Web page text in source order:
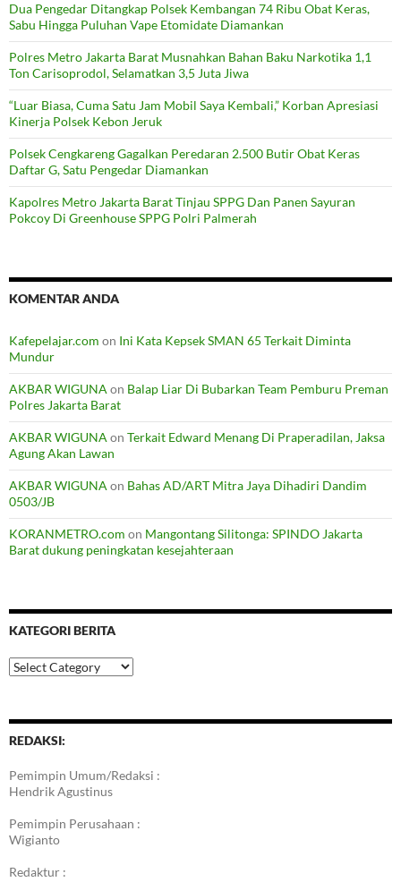
Dua Pengedar Ditangkap Polsek Kembangan 74 Ribu Obat Keras,
Sabu Hingga Puluhan Vape Etomidate Diamankan
Polres Metro Jakarta Barat Musnahkan Bahan Baku Narkotika 1,1
Ton Carisoprodol, Selamatkan 3,5 Juta Jiwa
“Luar Biasa, Cuma Satu Jam Mobil Saya Kembali,” Korban Apresiasi
Kinerja Polsek Kebon Jeruk
Polsek Cengkareng Gagalkan Peredaran 2.500 Butir Obat Keras
Daftar G, Satu Pengedar Diamankan
Kapolres Metro Jakarta Barat Tinjau SPPG Dan Panen Sayuran
Pokcoy Di Greenhouse SPPG Polri Palmerah
KOMENTAR ANDA
Kafepelajar.com on Ini Kata Kepsek SMAN 65 Terkait Diminta
Mundur
AKBAR WIGUNA on Balap Liar Di Bubarkan Team Pemburu Preman
Polres Jakarta Barat
AKBAR WIGUNA on Terkait Edward Menang Di Praperadilan, Jaksa
Agung Akan Lawan
AKBAR WIGUNA on Bahas AD/ART Mitra Jaya Dihadiri Dandim
0503/JB
KORANMETRO.com on Mangontang Silitonga: SPINDO Jakarta
Barat dukung peningkatan kesejahteraan
KATEGORI BERITA
Kategori
Berita
REDAKSI:
Pemimpin Umum/Redaksi :
Hendrik Agustinus
Pemimpin Perusahaan :
Wigianto
Redaktur :